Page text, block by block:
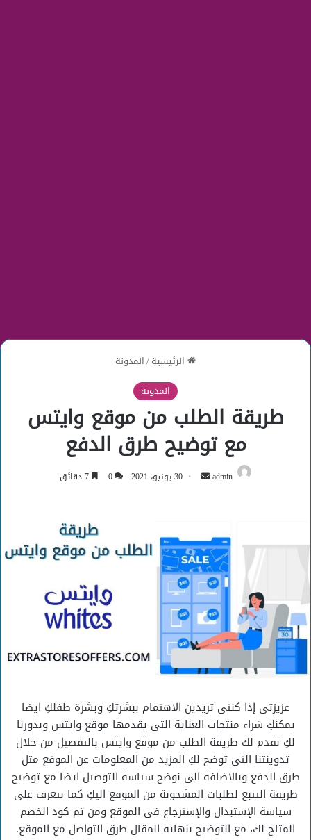
الرئيسية/المدونة
المدونة
طريقة الطلب من موقع وايتس
مع توضيح طرق الدفع
admin
أرسل 30 يونيو، 2021 0
عزيزتى إذا كنتى تريدين الاهتمام ببشرتكِ وبشرة طفلكِ ايضا
يمكنكِ شراء منتجات العناية التى يقدمها موقع وايتس وبدورنا
لكِ نقدم لك طريقة الطلب من موقع وايتس بالتفصيل من خلال
تدوينتنا التى توضح لكِ المزيد من المعلومات عن الموقع مثل
طرق الدفع وبالاضافة الى نوضح سياسة التوصيل ايضا مع توضيح
طريقة التتبع لطلبات المشحونة من الموقع اليكِ كما نتعرف على
سياسة الإستبدال والإسترجاع فى الموقع ومن ثم كود الخصم
المتاح لك، مع التوضيح بنهاية المقال طرق التواصل مع الموقع.